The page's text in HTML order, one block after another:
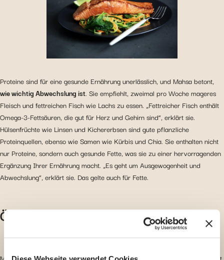
Proteine sind für eine gesunde Ernährung unerlässlich, und Mahsa betont,
wie wichtig Abwechslung ist. Sie empfiehlt, zweimal pro Woche mageres
Fleisch und fettreichen Fisch wie Lachs zu essen. „Fettreicher Fisch enthält
Omega-3-Fettsäuren, die gut für Herz und Gehirn sind“, erklärt sie.
Hülsenfrüchte wie Linsen und Kichererbsen sind gute pflanzliche
Proteinquellen, ebenso wie Samen wie Kürbis und Chia. Sie enthalten nicht
nur Proteine, sondern auch gesunde Fette, was sie zu einer hervorragenden
Ergänzung Ihrer Ernährung macht. „Es geht um Ausgewogenheit und
Abwechslung“, erklärt sie. Das gelte auch für Fette.
Öle und Fette